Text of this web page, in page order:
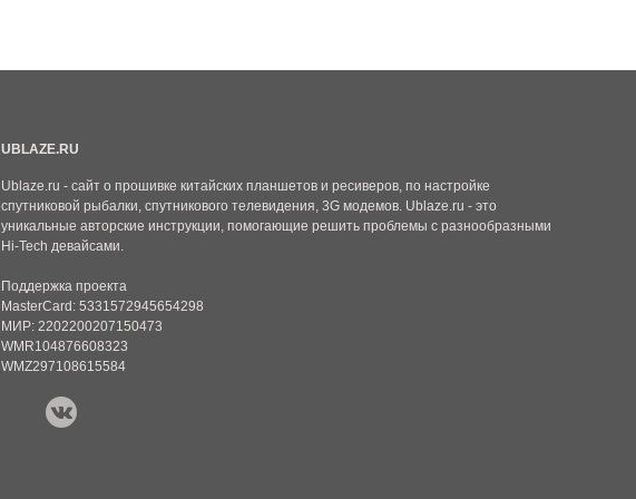
UBLAZE.RU
Ublaze.ru - сайт о прошивке китайских планшетов и ресиверов, по настройке
спутниковой рыбалки, спутникового телевидения, 3G модемов. Ublaze.ru - это
уникальные авторские инструкции, помогающие решить проблемы с разнообразными
Hi-Tech девайсами.
Поддержка проекта
MasterCard: 5331572945654298
МИР: 2202200207150473
WMR104876608323
WMZ297108615584